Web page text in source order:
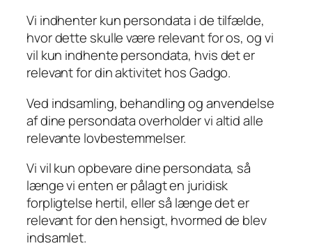
Vi indhenter kun persondata i de tilfælde,
hvor dette skulle være relevant for os, og vi
vil kun indhente persondata, hvis det er
relevant for din aktivitet hos Gadgo.
Ved indsamling, behandling og anvendelse
af dine persondata overholder vi altid alle
relevante lovbestemmelser.
Vi vil kun opbevare dine persondata, så
længe vi enten er pålagt en juridisk
forpligtelse hertil, eller så længe det er
relevant for den hensigt, hvormed de blev
indsamlet.